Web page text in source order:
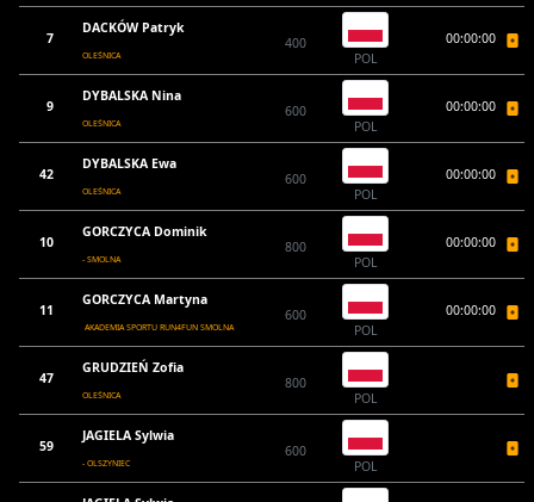
7
DACKÓW Patryk
OLEŚNICA
400
POL
00:00:00
9
DYBALSKA Nina
OLEŚNICA
600
POL
00:00:00
42
DYBALSKA Ewa
OLEŚNICA
600
POL
00:00:00
10
GORCZYCA Dominik
- SMOLNA
800
POL
00:00:00
11
GORCZYCA Martyna
AKADEMIA SPORTU RUN4FUN SMOLNA
600
POL
00:00:00
47
GRUDZIEŃ Zofia
OLEŚNICA
800
POL
59
JAGIELA Sylwia
- OLSZYNIEC
600
POL